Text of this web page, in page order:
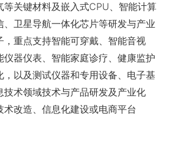
等关键材料及嵌入式CPU、智能计算
、卫星导航一体化芯片等研发与产业
，重点支持智能可穿戴、智能音视
仪器仪表、智能家庭诊疗、健康监护
，以及测试仪器和专用设备、电子基
技术领域技术与产品研发及产业化
术改造、信息化建设或电商平台